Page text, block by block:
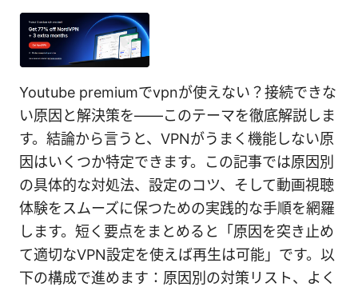
Youtube premiumでvpnが使えない？接続できな
い原因と解決策を——このテーマを徹底解説しま
す。結論から言うと、VPNがうまく機能しない原
因はいくつか特定できます。この記事では原因別
の具体的な対処法、設定のコツ、そして動画視聴
体験をスムーズに保つための実践的な手順を網羅
します。短く要点をまとめると「原因を突き止め
て適切なVPN設定を使えば再生は可能」です。以
下の構成で進めます：原因別の対策リスト、よく